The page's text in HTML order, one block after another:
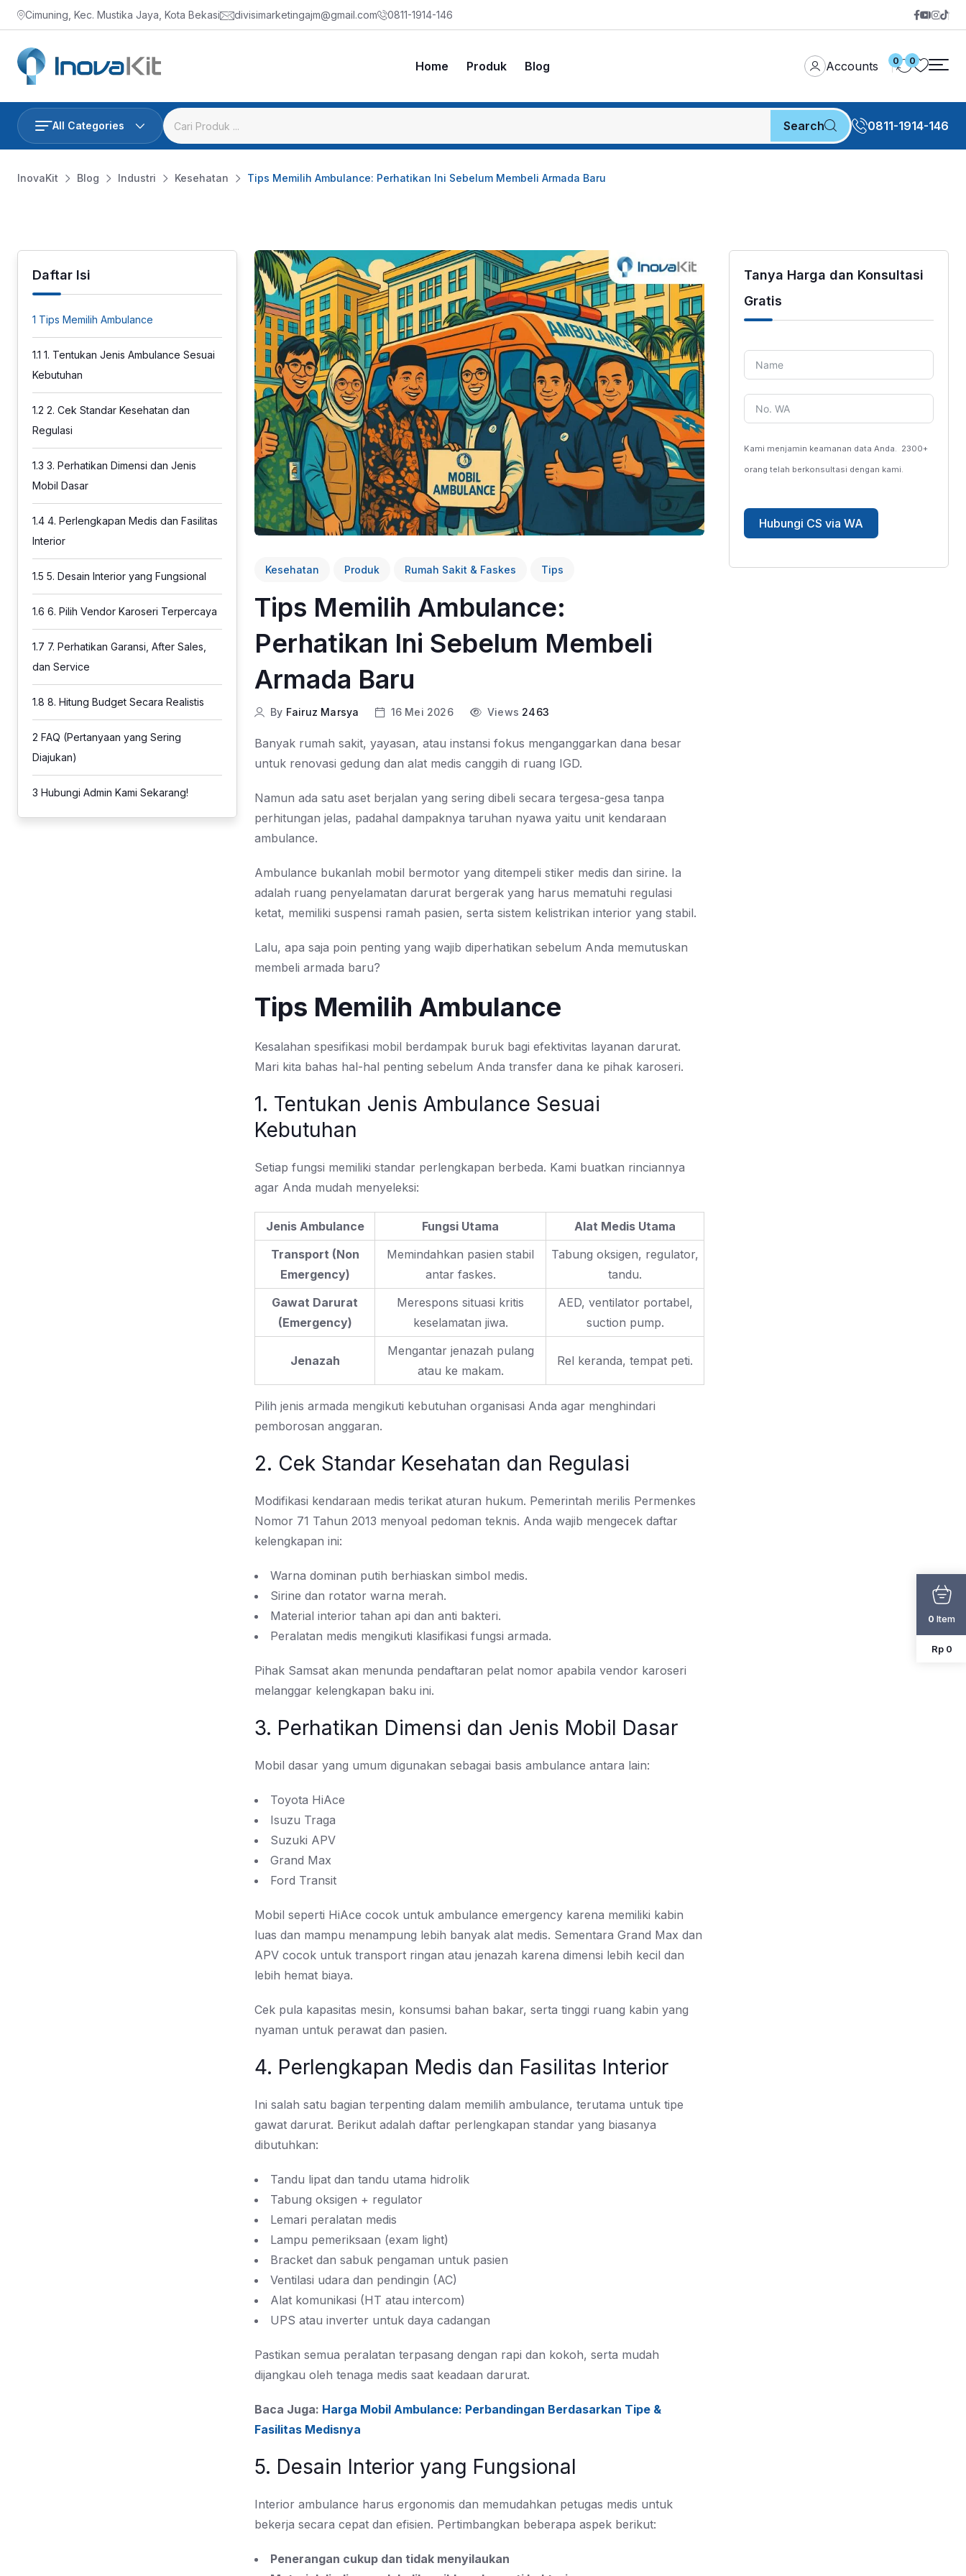
Skip
to
content
Cimuning, Kec. Mustika Jaya, Kota Bekasi divisimarketingajm@gmail.com 0811-1914-146
Home Produk Blog Accounts 0 0
All Categories Search 0811-1914-146
InovaKit Blog Industri Kesehatan Tips Memilih Ambulance: Perhatikan Ini Sebelum Membeli Armada Baru
Daftar Isi
1 Tips Memilih Ambulance
1.1 1. Tentukan Jenis Ambulance Sesuai
Kebutuhan
1.2 2. Cek Standar Kesehatan dan
Regulasi
1.3 3. Perhatikan Dimensi dan Jenis
Mobil Dasar
1.4 4. Perlengkapan Medis dan Fasilitas
Interior
1.5 5. Desain Interior yang Fungsional
1.6 6. Pilih Vendor Karoseri Terpercaya
1.7 7. Perhatikan Garansi, After Sales,
dan Service
1.8 8. Hitung Budget Secara Realistis
2 FAQ (Pertanyaan yang Sering
Diajukan)
3 Hubungi Admin Kami Sekarang!
Kesehatan Produk Rumah Sakit & Faskes Tips
Tips Memilih Ambulance:
Perhatikan Ini Sebelum Membeli
Armada Baru
By Fairuz Marsya 16 Mei 2026 Views 2463
Banyak rumah sakit, yayasan, atau instansi fokus menganggarkan dana besar
untuk renovasi gedung dan alat medis canggih di ruang IGD.
Namun ada satu aset berjalan yang sering dibeli secara tergesa-gesa tanpa
perhitungan jelas, padahal dampaknya taruhan nyawa yaitu unit kendaraan
ambulance.
Ambulance bukanlah mobil bermotor yang ditempeli stiker medis dan sirine. Ia
adalah ruang penyelamatan darurat bergerak yang harus mematuhi regulasi
ketat, memiliki suspensi ramah pasien, serta sistem kelistrikan interior yang stabil.
Lalu, apa saja poin penting yang wajib diperhatikan sebelum Anda memutuskan
membeli armada baru?
Tips Memilih Ambulance
Kesalahan spesifikasi mobil berdampak buruk bagi efektivitas layanan darurat.
Mari kita bahas hal-hal penting sebelum Anda transfer dana ke pihak karoseri.
1. Tentukan Jenis Ambulance Sesuai
Kebutuhan
Setiap fungsi memiliki standar perlengkapan berbeda. Kami buatkan rinciannya
agar Anda mudah menyeleksi:
Jenis Ambulance Fungsi Utama
Alat Medis Utama
Transport (Non
Emergency)
Memindahkan pasien stabil
antar faskes.
Tabung oksigen, regulator,
tandu.
Gawat Darurat
(Emergency)
Merespons situasi kritis
keselamatan jiwa.
AED, ventilator portabel,
suction pump.
Jenazah
Mengantar jenazah pulang
atau ke makam.
Rel keranda, tempat peti.
Pilih jenis armada mengikuti kebutuhan organisasi Anda agar menghindari
pemborosan anggaran.
2. Cek Standar Kesehatan dan Regulasi
Modifikasi kendaraan medis terikat aturan hukum. Pemerintah merilis Permenkes
Nomor 71 Tahun 2013 menyoal pedoman teknis. Anda wajib mengecek daftar
kelengkapan ini:
Warna dominan putih berhiaskan simbol medis.
Sirine dan rotator warna merah.
Material interior tahan api dan anti bakteri.
Peralatan medis mengikuti klasifikasi fungsi armada.
Pihak Samsat akan menunda pendaftaran pelat nomor apabila vendor karoseri
melanggar kelengkapan baku ini.
3. Perhatikan Dimensi dan Jenis Mobil Dasar
Mobil dasar yang umum digunakan sebagai basis ambulance antara lain:
Toyota HiAce
Isuzu Traga
Suzuki APV
Grand Max
Ford Transit
Mobil seperti HiAce cocok untuk ambulance emergency karena memiliki kabin
luas dan mampu menampung lebih banyak alat medis. Sementara Grand Max dan
APV cocok untuk transport ringan atau jenazah karena dimensi lebih kecil dan
lebih hemat biaya.
Cek pula kapasitas mesin, konsumsi bahan bakar, serta tinggi ruang kabin yang
nyaman untuk perawat dan pasien.
4. Perlengkapan Medis dan Fasilitas Interior
Ini salah satu bagian terpenting dalam memilih ambulance, terutama untuk tipe
gawat darurat. Berikut adalah daftar perlengkapan standar yang biasanya
dibutuhkan:
Tandu lipat dan tandu utama hidrolik
Tabung oksigen + regulator
Lemari peralatan medis
Lampu pemeriksaan (exam light)
Bracket dan sabuk pengaman untuk pasien
Ventilasi udara dan pendingin (AC)
Alat komunikasi (HT atau intercom)
UPS atau inverter untuk daya cadangan
Pastikan semua peralatan terpasang dengan rapi dan kokoh, serta mudah
dijangkau oleh tenaga medis saat keadaan darurat.
Baca Juga: Harga Mobil Ambulance: Perbandingan Berdasarkan Tipe &
Fasilitas Medisnya
5. Desain Interior yang Fungsional
Interior ambulance harus ergonomis dan memudahkan petugas medis untuk
bekerja secara cepat dan efisien. Pertimbangkan beberapa aspek berikut:
Penerangan cukup dan tidak menyilaukan
Tanya Harga dan Konsultasi
Gratis
Kami menjamin keamanan data Anda. 2300+
orang telah berkonsultasi dengan kami.
Hubungi CS via WA
0 Item
Rp 0